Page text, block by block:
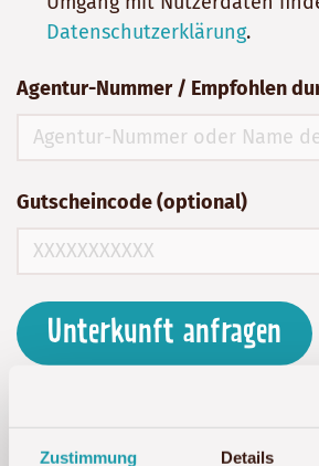
Zustimmung Details
Datenschutzerklärung.
Agentur-Nummer / Empfohlen
Gutscheincode (optional)
Unterkunft anfragen